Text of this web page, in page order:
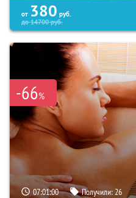
от 380 руб.
до14700руб.
-66%
07:00:59 Получили:26